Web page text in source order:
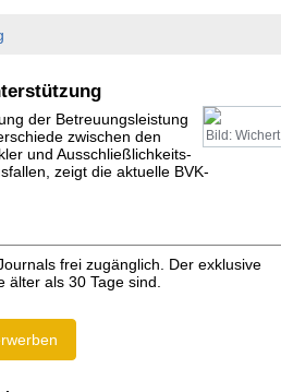
Bild: Wichert
der Betreuungsleistung
zwischen den
und Ausschließlichkeits-
zeigt die aktuelle BVK-
frei zugänglich. Der exklusive
als 30 Tage sind.